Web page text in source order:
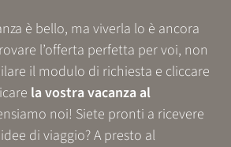
è bello, ma viverla lo è ancora
l’offerta perfetta per voi, non
il modulo di richiesta e cliccare
la vostra vacanza al
noi! Siete pronti a ricevere
di viaggio? A presto al